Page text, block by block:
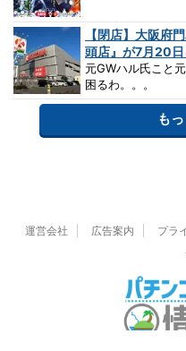
【閉店】大阪府
頭店』が7月20
元GWハル氏こと
困るわ。。。
も
運営会社 広告案内 プラ